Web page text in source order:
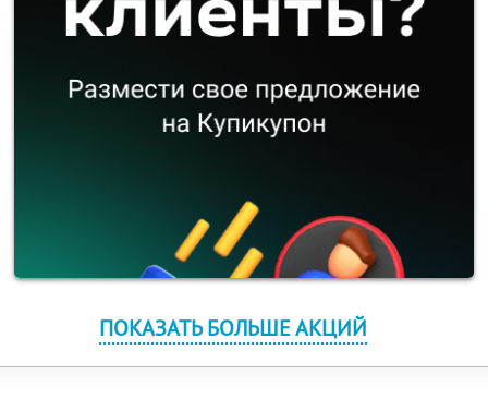
ПОКАЗАТЬ БОЛЬШЕ АКЦИЙ